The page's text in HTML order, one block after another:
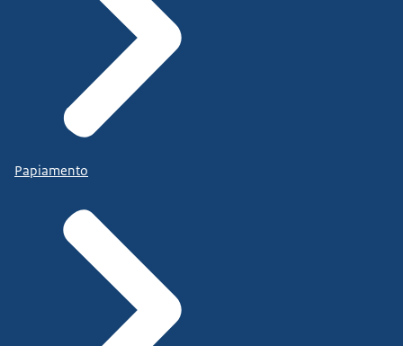
Papiamento